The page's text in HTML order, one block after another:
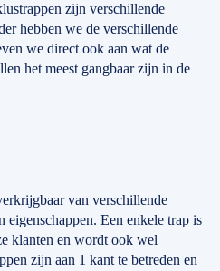
zijn verschillende
hebben we de verschillende
we direct ook aan wat de
het meest gangbaar zijn in de
van verschillende
eigenschappen. Een enkele trap is
klanten en wordt ook wel
zijn aan 1 kant te betreden en